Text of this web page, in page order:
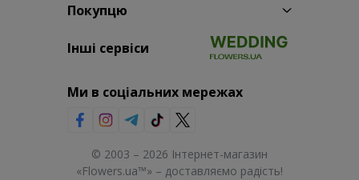
Покупцю
Інші сервіси
Ми в соціальних мережах
© 2003 – 2026 Інтернет-магазин
«Flowers.ua™» – доставляємо радість!